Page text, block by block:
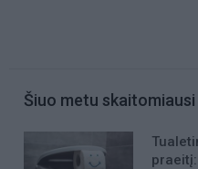
Šiuo metu skaitomiausi